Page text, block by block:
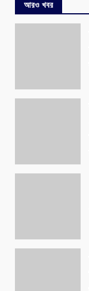
আরও খবর